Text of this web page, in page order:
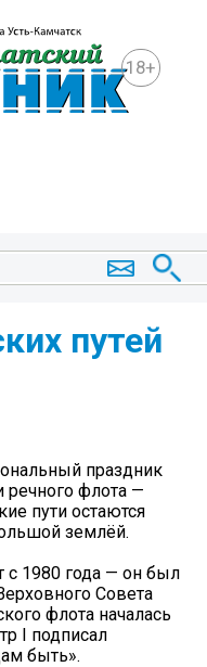
18+
путей
праздник
речного флота —
пути остаются
землёй.
с 1980 года — он был
Совета
флота началась
I подписал
быть».